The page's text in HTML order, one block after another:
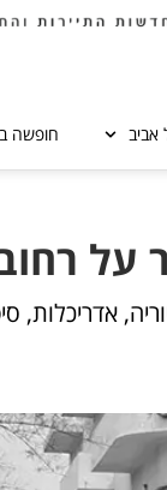
חופשה
אדריכלות,